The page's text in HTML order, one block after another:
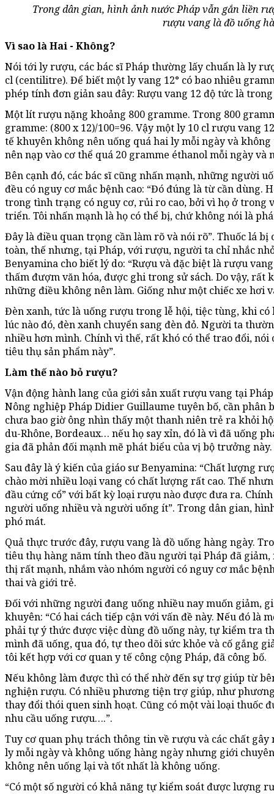
Trong dân gian, hình ảnh nước Pháp vẫn gắn liền
rượu vang là đồ uống
Vì sao là Hai - Không?
Nói tới ly rượu, các bác sĩ Pháp thường lấy chuẩn là ly
cl (centilitre). Để biết một ly vang 12° có bao nhiêu
phép tính đơn giản sau đây: Rượu vang 12 độ tức là
Một lít rượu nặng khoảng 800 gramme. Trong 800
gramme: (800 x 12)/100=96. Vậy một ly 10 cl rượu vang
tế khuyên không nên uống quá hai ly mỗi ngày và
nên nạp vào cơ thể quá 20 gramme éthanol mỗi ngày
Bên cạnh đó, các bác sĩ cũng nhấn mạnh, những người
đều có nguy cơ mắc bệnh cao: “Đó đúng là từ cần dùng.
trong tình trạng có nguy cơ, rủi ro cao, bởi vì họ ở trong
triển. Tôi nhấn mạnh là họ có thể bị, chứ không nói là
Đây là điều quan trọng cần làm rõ và nói rõ”. Thuốc lá bị
toàn, thế nhưng, tại Pháp, với rượu, người ta chỉ nhắc
Benyamina cho biết lý do: “Rượu và đặc biệt là rượu
thấm đượm văn hóa, được ghi trong sử sách. Do vậy, rất
những điều không nên làm. Giống như một chiếc xe hơi
Đèn xanh, tức là uống rượu trong lễ hội, tiệc tùng, khi có
lúc nào đó, đèn xanh chuyển sang đèn đỏ. Người ta
nhiều hơn mình. Chính vì thế, rất khó có thể trao đổi,
tiêu thụ sản phẩm này”.
Làm thế nào bỏ rượu?
Vận động hành lang của giới sản xuất rượu vang tại
Nông nghiệp Pháp Didier Guillaume tuyên bố, cần
chưa bao giờ ông nhìn thấy một thanh niên trẻ ra khỏi
du-Rhône, Bordeaux… nếu họ say xỉn, đó là vì đã uống
gia đã phản đối mạnh mẽ phát biểu của vị bộ trưởng này.
Sau đây là ý kiến của giáo sư Benyamina: “Chất lượng
chào mời nhiều loại vang có chất lượng rất cao. Thế
đầu cứng cổ” với bất kỳ loại rượu nào được đưa ra.
người uống nhiều và người uống ít”. Trong dân gian,
phó mát.
Quả thực trước đây, rượu vang là đồ uống hàng ngày.
tiêu thụ hàng năm tính theo đầu người tại Pháp đã
thị rất mạnh, nhắm vào nhóm người có nguy cơ mắc
thai và giới trẻ.
Đối với những người đang uống nhiều nay muốn giảm,
khuyên: “Có hai cách tiếp cận với vấn đề này. Nếu đó
phải tự ý thức được việc dùng đồ uống này, tự kiểm tra
mình đã uống, qua đó, tự theo dõi sức khỏe và cố gắng
tôi kết hợp với cơ quan y tế công cộng Pháp, đã công bố.
Nếu không làm được thì có thể nhờ đến sự trợ giúp từ
nghiện rượu. Có nhiều phương tiện trợ giúp, như
thay đổi thói quen sinh hoạt. Cũng có một vài loại
nhu cầu uống rượu….”.
Tuy cơ quan phụ trách thông tin về rượu và các chất
ly mỗi ngày và không uống hàng ngày nhưng giới
không nên uống lại và tốt nhất là không uống.
“Có một số người có khả năng tự kiểm soát được lượng